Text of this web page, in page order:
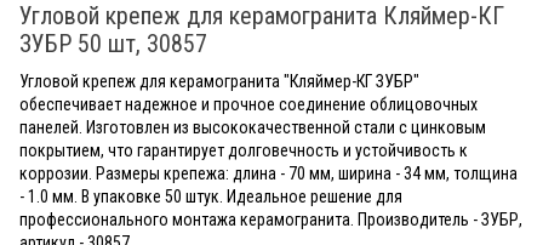
Угловой крепеж для керамогранита Кляймер-КГ
ЗУБР 50 шт, 30857
Угловой крепеж для керамогранита "Кляймер-КГ ЗУБР"
обеспечивает надежное и прочное соединение облицовочных
панелей. Изготовлен из высококачественной стали с цинковым
покрытием, что гарантирует долговечность и устойчивость к
коррозии. Размеры крепежа: длина - 70 мм, ширина - 34 мм, толщина
- 1.0 мм. В упаковке 50 штук. Идеальное решение для
профессионального монтажа керамогранита. Производитель - ЗУБР,